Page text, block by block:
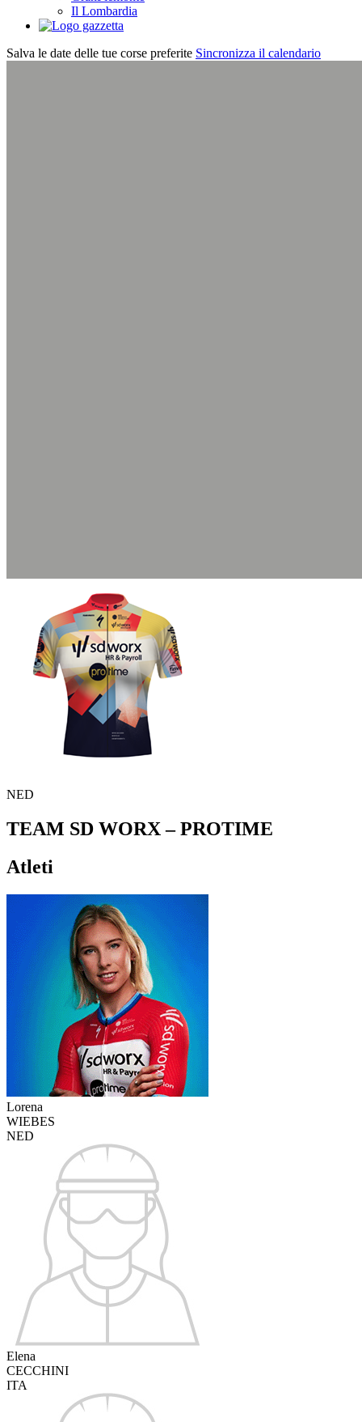
Il Lombardia
Salva le date delle tue corse preferite Sincronizza il calendario
NED
TEAM SD WORX – PROTIME
Atleti
Lorena
WIEBES
NED
Elena
CECCHINI
ITA